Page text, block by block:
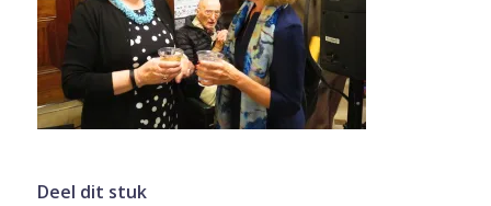
Deel dit stuk